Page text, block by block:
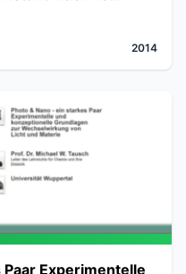
2014
Experimentelle